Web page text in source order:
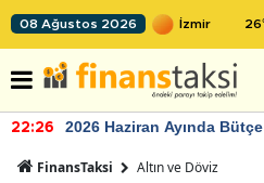
08 Ağustos 2026 26
22:26 2026 Haziran Ayında Bütçe
FinansTaksi Altın ve Döviz